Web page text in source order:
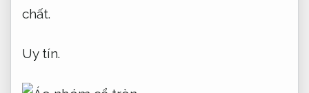
chất.
Uy tín.